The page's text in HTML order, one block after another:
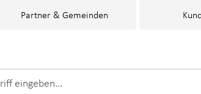
Partner & Gemeinden